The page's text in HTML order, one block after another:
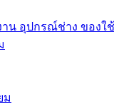
น อุปกรณ์ช่าง ของใ
ม